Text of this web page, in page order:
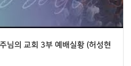
의 교회 3부 예배실황 (허성현